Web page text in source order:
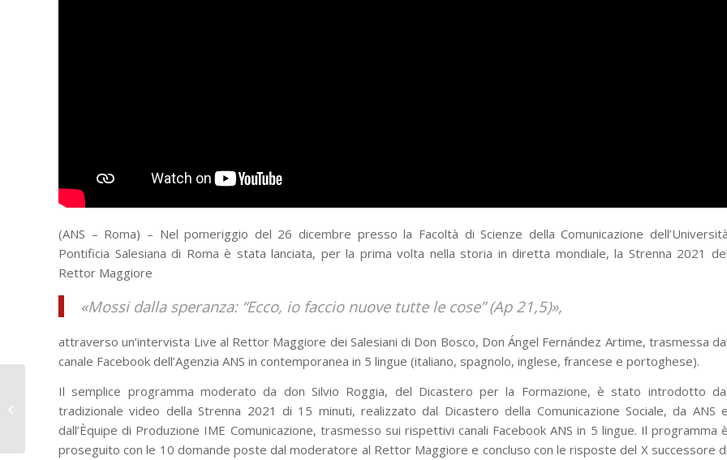
(ANS – Roma) – Nel pomeriggio del 26 dicembre presso la Facoltà di Scienze della Comunicazione dell’Università
Pontificia Salesiana di Roma è stata lanciata, per la prima volta nella storia in diretta mondiale, la Strenna 2021 del
Rettor Maggiore
«Mossi dalla speranza: “Ecco, io faccio nuove tutte le cose” (Ap 21,5)»,
attraverso un’intervista Live al Rettor Maggiore dei Salesiani di Don Bosco, Don Ángel Fernández Artime, trasmessa dal
canale Facebook dell’Agenzia ANS in contemporanea in 5 lingue (italiano, spagnolo, inglese, francese e portoghese).
Il semplice programma moderato da don Silvio Roggia, del Dicastero per la Formazione, è stato introdotto dal
tradizionale video della Strenna 2021 di 15 minuti, realizzato dal Dicastero della Comunicazione Sociale, da ANS e
dall’Èquipe di Produzione IME Comunicazione, trasmesso sui rispettivi canali Facebook ANS in 5 lingue. Il programma è
proseguito con le 10 domande poste dal moderatore al Rettor Maggiore e concluso con le risposte del X successore di
La Scuola Salesiana di
Bra al 54° Concorso
Internazionale “Piccoli
artisti...